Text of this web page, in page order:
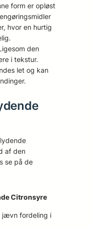
form er opløst
hvor en hurtig
den
i tekstur.
let og kan
af den
se på de
Citronsyre
jævn fordeling i